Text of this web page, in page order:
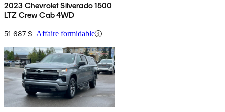
2023 Chevrolet Silverado 1500
LTZ Crew Cab 4WD
51 687 $ Affaire formidable